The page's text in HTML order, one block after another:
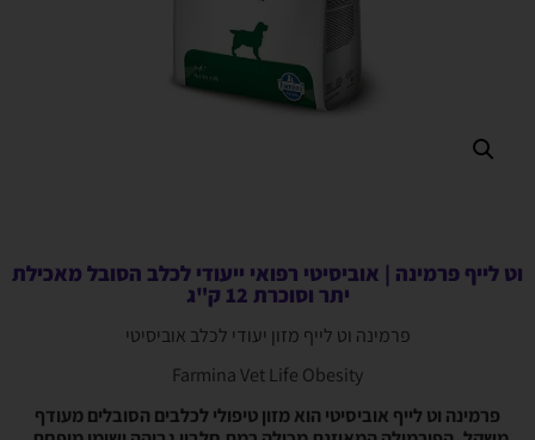
וט לייף פרמינה | אוביסיטי רפואי ייעודי לכלב הסובל מאכילת
יתר וסוכרת 12 ק"ג
פרמינה וט לייף מזון יעודי לכלב אוביסיטי
Farmina Vet Life Obesity
פרמינה וט לייף אוביסיטי הוא מזון טיפולי לכלבים הסובלים מעודף